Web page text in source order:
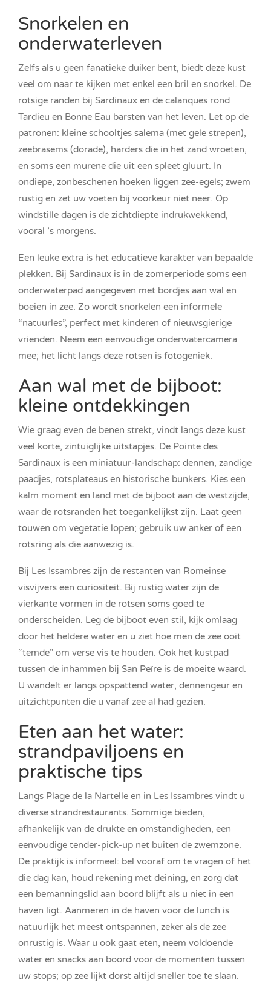
Snorkelen en
onderwaterleven
Zelfs als u geen fanatieke duiker bent, biedt deze kust
veel om naar te kijken met enkel een bril en snorkel. De
rotsige randen bij Sardinaux en de calanques rond
Tardieu en Bonne Eau barsten van het leven. Let op de
patronen: kleine schooltjes salema (met gele strepen),
zeebrasems (dorade), harders die in het zand wroeten,
en soms een murene die uit een spleet gluurt. In
ondiepe, zonbeschenen hoeken liggen zee-egels; zwem
rustig en zet uw voeten bij voorkeur niet neer. Op
windstille dagen is de zichtdiepte indrukwekkend,
vooral ’s morgens.
Een leuke extra is het educatieve karakter van bepaalde
plekken. Bij Sardinaux is in de zomerperiode soms een
onderwaterpad aangegeven met bordjes aan wal en
boeien in zee. Zo wordt snorkelen een informele
“natuurles”, perfect met kinderen of nieuwsgierige
vrienden. Neem een eenvoudige onderwatercamera
mee; het licht langs deze rotsen is fotogeniek.
Aan wal met de bijboot:
kleine ontdekkingen
Wie graag even de benen strekt, vindt langs deze kust
veel korte, zintuiglijke uitstapjes. De Pointe des
Sardinaux is een miniatuur-landschap: dennen, zandige
paadjes, rotsplateaus en historische bunkers. Kies een
kalm moment en land met de bijboot aan de westzijde,
waar de rotsranden het toegankelijkst zijn. Laat geen
touwen om vegetatie lopen; gebruik uw anker of een
rotsring als die aanwezig is.
Bij Les Issambres zijn de restanten van Romeinse
visvijvers een curiositeit. Bij rustig water zijn de
vierkante vormen in de rotsen soms goed te
onderscheiden. Leg de bijboot even stil, kijk omlaag
door het heldere water en u ziet hoe men de zee ooit
“temde” om verse vis te houden. Ook het kustpad
tussen de inhammen bij San Peïre is de moeite waard.
U wandelt er langs opspattend water, dennengeur en
uitzichtpunten die u vanaf zee al had gezien.
Eten aan het water:
strandpaviljoens en
praktische tips
Langs Plage de la Nartelle en in Les Issambres vindt u
diverse strandrestaurants. Sommige bieden,
afhankelijk van de drukte en omstandigheden, een
eenvoudige tender-pick-up net buiten de zwemzone.
De praktijk is informeel: bel vooraf om te vragen of het
die dag kan, houd rekening met deining, en zorg dat
een bemanningslid aan boord blijft als u niet in een
haven ligt. Aanmeren in de haven voor de lunch is
natuurlijk het meest ontspannen, zeker als de zee
onrustig is. Waar u ook gaat eten, neem voldoende
water en snacks aan boord voor de momenten tussen
uw stops; op zee lijkt dorst altijd sneller toe te slaan.